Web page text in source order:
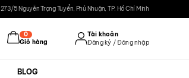
273/5 Nguyễn Trọng Tuyển, Phú Nhuận, TP. Hồ Chí Minh
0
Giỏ hàng
Tài khoản
Đăng ký / Đăng nhập
BLOG